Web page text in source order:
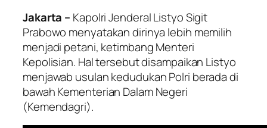
Jakarta – Kapolri Jenderal Listyo Sigit
Prabowo menyatakan dirinya lebih memilih
menjadi petani, ketimbang Menteri
Kepolisian. Hal tersebut disampaikan Listyo
menjawab usulan kedudukan Polri berada di
bawah Kementerian Dalam Negeri
(Kemendagri).